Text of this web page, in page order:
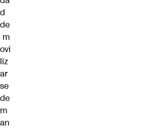
d
de
m
ovi
liz
ar
se
de
m
an